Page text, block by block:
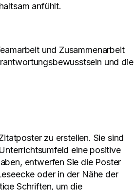
anfühlt.
und Zusammenarbeit
und die
zu erstellen. Sie sind
eine positive
entwerfen Sie die Poster
oder in der Nähe der
Schriften, um die